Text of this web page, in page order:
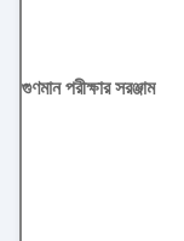
গুণমান পরীক্ষার সরঞ্জাম